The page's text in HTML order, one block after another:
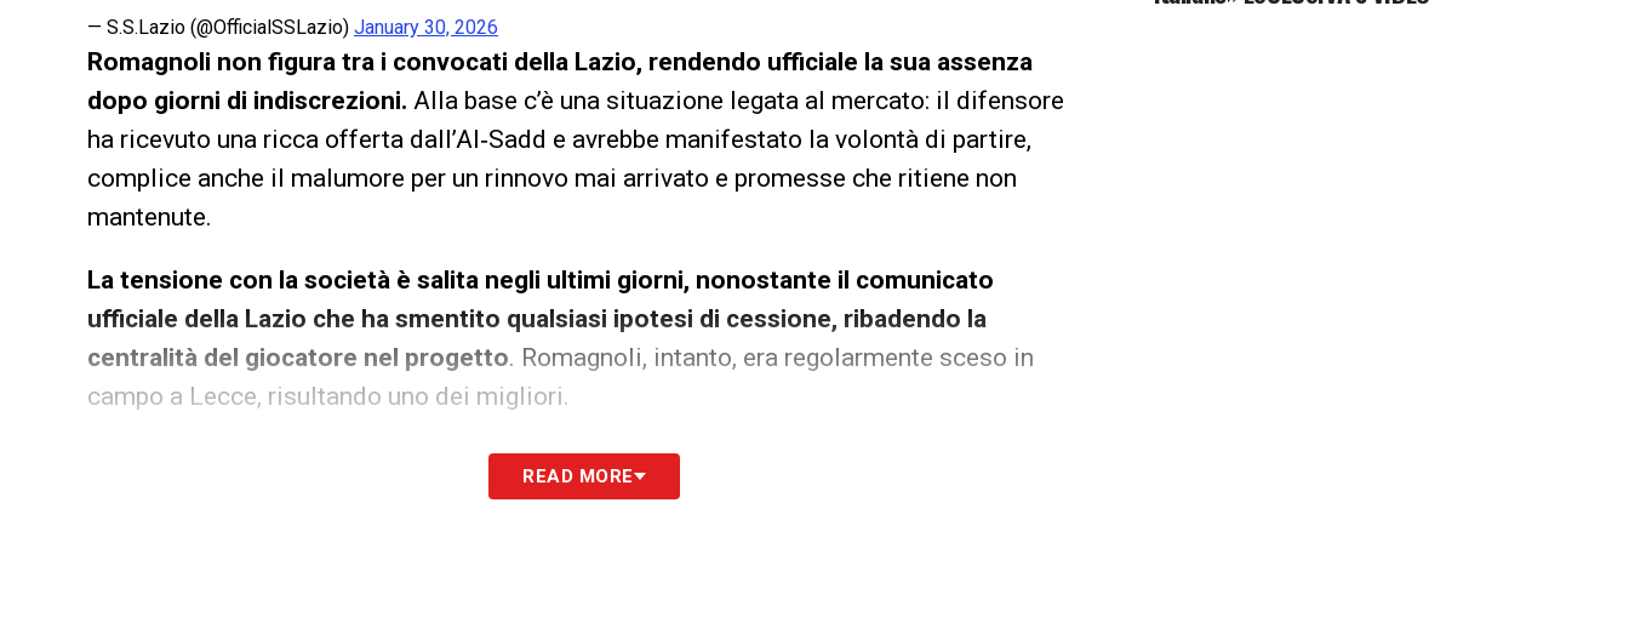
— S.S.Lazio (@OfficialSSLazio) January 30, 2026
Romagnoli non figura tra i convocati della Lazio, rendendo ufficiale la sua assenza
dopo giorni di indiscrezioni. Alla base c’è una situazione legata al mercato: il difensore
ha ricevuto una ricca offerta dall’Al‑Sadd e avrebbe manifestato la volontà di partire,
complice anche il malumore per un rinnovo mai arrivato e promesse che ritiene non
mantenute.
La tensione con la società è salita negli ultimi giorni, nonostante il comunicato
ufficiale della Lazio che ha smentito qualsiasi ipotesi di cessione, ribadendo la
centralità del giocatore nel progetto. Romagnoli, intanto, era regolarmente sceso in
campo a Lecce, risultando uno dei migliori.
La sua esclusione per la sfida contro il Genoa conferma però che la situazione resta
delicata e ancora tutta da decifrare.
READ MORE